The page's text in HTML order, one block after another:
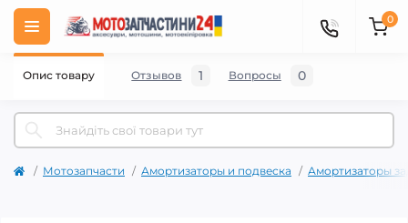
0
Мотозапчасти Амортизаторы и подвеска Амортизаторы
Опис товару Отзывов 1 Вопросы 0